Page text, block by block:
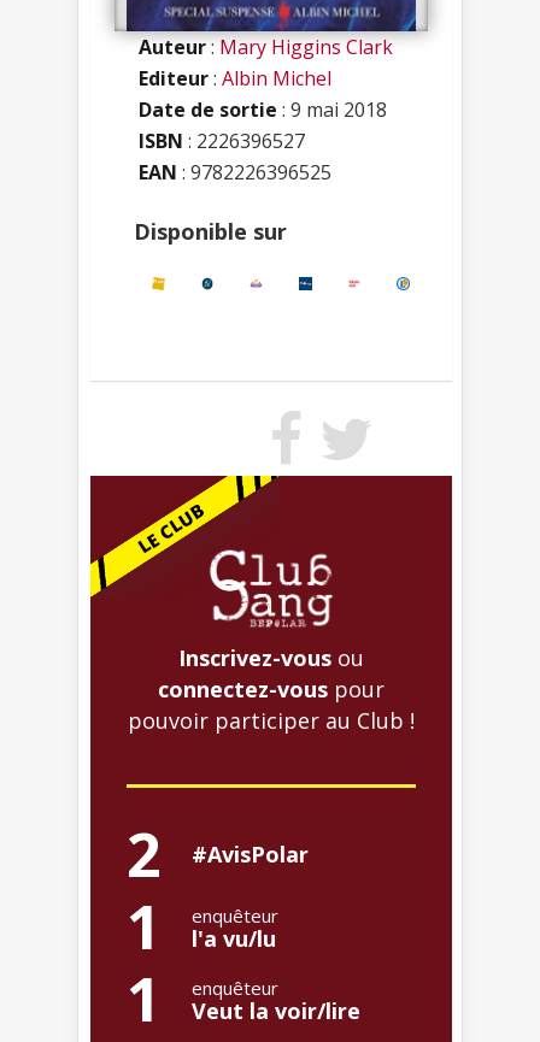
Auteur:Mary Higgins Clark
Editeur: Albin Michel
Date de sortie : 9 mai 2018
ISBN : 2226396527
EAN : 9782226396525
Disponible sur
Inscrivez-vous ou
connectez-vous pour
pouvoir participer au Club !
2 #AvisPolar
1 enquêteur
l'a vu/lu
1 enquêteur
Veut la voir/lire